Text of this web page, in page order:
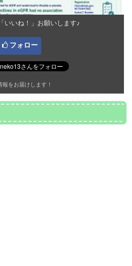
いいね！」お願いします♪
フォロー
報をお届けします！